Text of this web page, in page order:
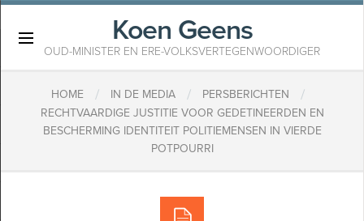
Koen Geens
OUD-MINISTER EN ERE-VOLKSVERTEGENWOORDIGER
HOME / IN DE MEDIA / PERSBERICHTEN /
RECHTVAARDIGE JUSTITIE VOOR GEDETINEERDEN EN
BESCHERMING IDENTITEIT POLITIEMENSEN IN VIERDE
POTPOURRI